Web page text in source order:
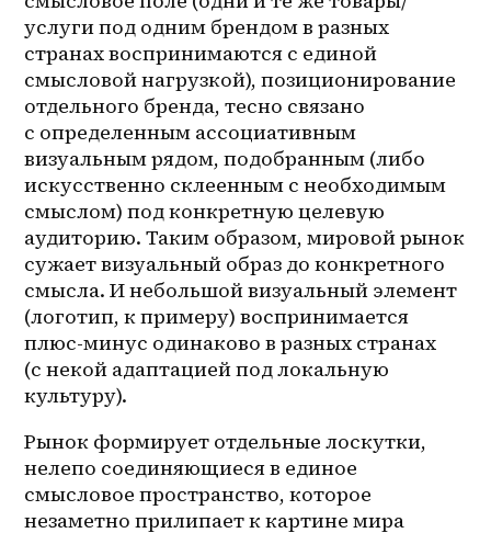
услуги под одним брендом в разных
странах воспринимаются с единой
смысловой нагрузкой), позиционирование
отдельного бренда, тесно связано
с определенным ассоциативным
визуальным рядом, подобранным (либо
искусственно склеенным с необходимым
смыслом) под конкретную целевую
аудиторию. Таким образом, мировой рынок
сужает визуальный образ до конкретного
смысла. И небольшой визуальный элемент
(логотип, к примеру) воспринимается
плюс-минус одинаково в разных странах
(с некой адаптацией под локальную
культуру).
Рынок формирует отдельные лоскутки,
нелепо соединяющиеся в единое
смысловое пространство, которое
незаметно прилипает к картине мира